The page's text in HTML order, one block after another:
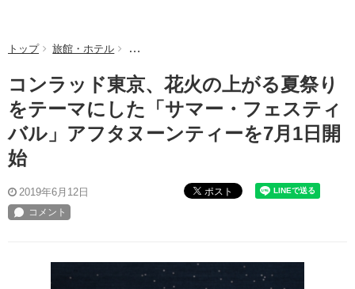
トップ 旅館・ホテル コンラッド東京、花火の上がる夏祭りをテーマ
コンラッド東京、花火の上がる夏祭り
をテーマにした「サマー・フェスティ
バル」アフタヌーンティーを7月1日開
始
2019年6月12日 ポスト